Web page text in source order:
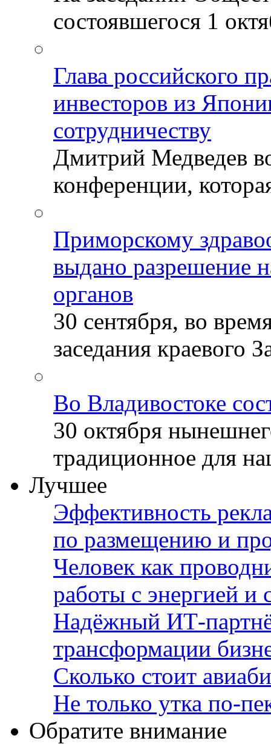
состоявшегося 1
Глава российского
инвесторов из
сотрудничеству
Дмитрий Медведев
конференции,
Приморскому
выдано разрешение
органов
30 сентября, во
заседания краевого
Во Владивостоке
30 октября
традиционное для
Лучшее
Эффективность
по размещению и
Человек как
работы с энергией и
Надёжный ИТ-
трансформации
Сколько стоит
Не только утка по-
Обратите внимание